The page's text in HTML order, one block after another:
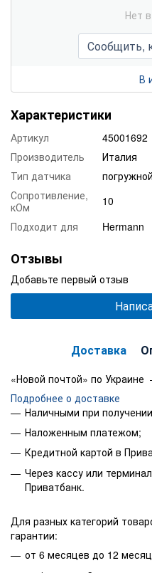
Нет
Сообщить,
В
Характеристики
Артикул
45001692
Производитель
Италия
Тип датчика
погружной
Сопротивление,
кОм
10
Подходит для
Hermann
Отзывы
Добавьте первый отзыв
Доставка
«Новой почтой» по
Подробнее о доставке
Наличными при
Наложенным платежом;
Кредитной картой в
Через кассу или
Приватбанк.
Для разных категорий
гарантии:
от 6 месяцев до 12